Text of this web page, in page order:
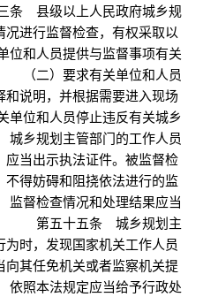
县级以上人民政府城乡规
进行监督检查，有权采取以
和人员提供与监督事项有关
（二）要求有关单位和人员
说明，并根据需要进入现场
位和人员停止违反有关城乡
乡规划主管部门的工作人员
当出示执法证件。被监督检
得妨碍和阻挠依法进行的监
检查情况和处理结果应当
。 第五十五条 城乡规划主
时，发现国家机关工作人员
其任免机关或者监察机关提
本法规定应当给予行政处